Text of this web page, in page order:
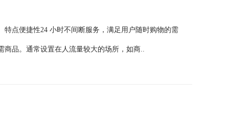
点便捷性24 小时不间断服务，满足用户随时购物的需
品。通常设置在人流量较大的场所，如商..